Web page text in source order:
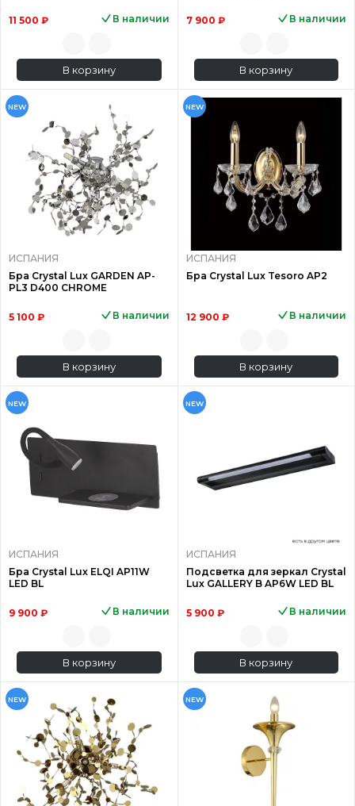
11 500 ₽ В наличии
В корзину
7 900 ₽ В наличии
В корзину
NEW
ИСПАНИЯ
Бра Crystal Lux GARDEN AP-
PL3 D400 CHROME
5 100 ₽ В наличии
В корзину
NEW
ИСПАНИЯ
Бра Crystal Lux Tesoro AP2
12 900 ₽ В наличии
В корзину
NEW
ИСПАНИЯ
Бра Crystal Lux ELQI AP11W
LED BL
9 900 ₽ В наличии
В корзину
NEW
ИСПАНИЯ
Подсветка для зеркал Crystal
Lux GALLERY B AP6W LED BL
5 900 ₽ В наличии
В корзину
NEW NEW